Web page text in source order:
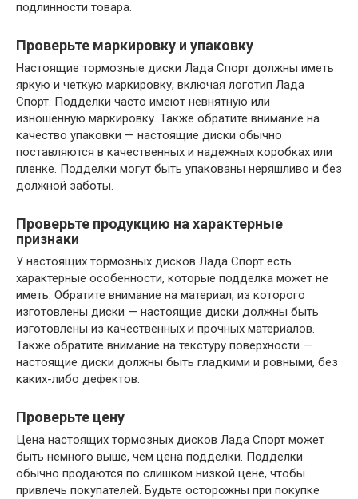
подлинности товара.
Проверьте маркировку и упаковку
Настоящие тормозные диски Лада Спорт должны иметь
яркую и четкую маркировку, включая логотип Лада
Спорт. Подделки часто имеют невнятную или
изношенную маркировку. Также обратите внимание на
качество упаковки — настоящие диски обычно
поставляются в качественных и надежных коробках или
пленке. Подделки могут быть упакованы неряшливо и без
должной заботы.
Проверьте продукцию на характерные
признаки
У настоящих тормозных дисков Лада Спорт есть
характерные особенности, которые подделка может не
иметь. Обратите внимание на материал, из которого
изготовлены диски — настоящие диски должны быть
изготовлены из качественных и прочных материалов.
Также обратите внимание на текстуру поверхности —
настоящие диски должны быть гладкими и ровными, без
каких-либо дефектов.
Проверьте цену
Цена настоящих тормозных дисков Лада Спорт может
быть немного выше, чем цена подделки. Подделки
обычно продаются по слишком низкой цене, чтобы
привлечь покупателей. Будьте осторожны при покупке